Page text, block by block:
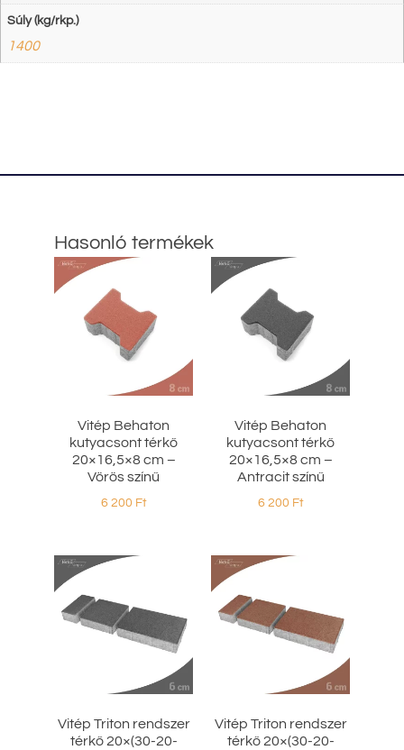
Súly (kg/rkp.)
1400
Hasonló termékek
Vitép Behaton
kutyacsont térkő
20×16,5×8 cm –
Vörös színű
6 200 Ft
Vitép Behaton
kutyacsont térkő
20×16,5×8 cm –
Antracit színű
6 200 Ft
Vitép Triton rendszer
térkő 20×(30-20-
Vitép Triton rendszer
térkő 20×(30-20-